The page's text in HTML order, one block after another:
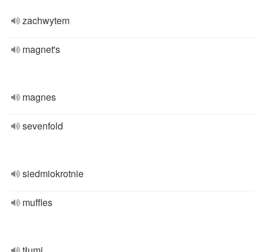
zachwytem
magnet's
magnes
sevenfold
siedmiokrotnie
muffles